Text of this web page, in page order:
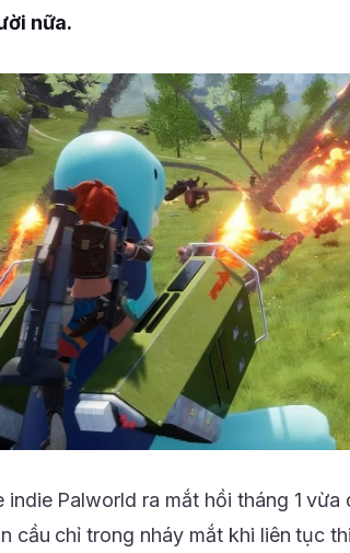
nữa.
indie Palworld ra mắt hồi tháng 1
cầu chỉ trong nháy mắt khi liên tục